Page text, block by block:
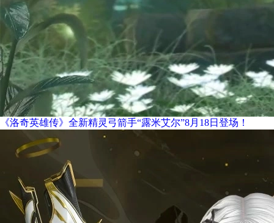
《洛奇英雄传》全新精灵弓箭手“露米艾尔”8月18日登场！